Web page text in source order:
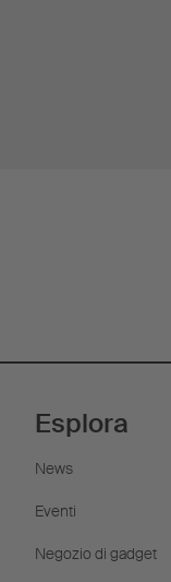
Esplora
News
Eventi
Negozio di gadget